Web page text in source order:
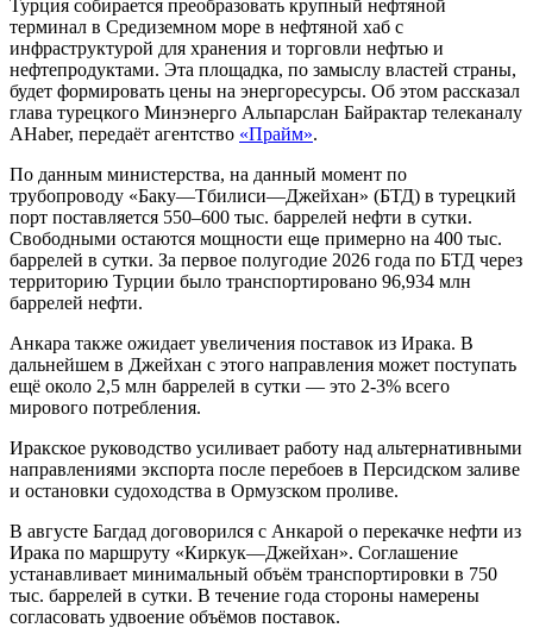
Турция собирается преобразовать крупный нефтяной
терминал в Средиземном море в нефтяной хаб с
инфраструктурой для хранения и торговли нефтью и
нефтепродуктами. Эта площадка, по замыслу властей страны,
будет формировать цены на энергоресурсы. Об этом рассказал
глава турецкого Минэнерго Альпарслан Байрактар телеканалу
AHaber, передаёт агентство «Прайм».
По данным министерства, на данный момент по
трубопроводу «Баку—Тбилиси—Джейхан» (БТД) в турецкий
порт поставляется 550–600 тыс. баррелей нефти в сутки.
Свободными остаются мощности еще примерно на 400 тыс.
баррелей в сутки. За первое полугодие 2026 года по БТД через
территорию Турции было транспортировано 96,934 млн
баррелей нефти.
Анкара также ожидает увеличения поставок из Ирака. В
дальнейшем в Джейхан с этого направления может поступать
ещё около 2,5 млн баррелей в сутки — это 2-3% всего
мирового потребления.
Иракское руководство усиливает работу над альтернативными
направлениями экспорта после перебоев в Персидском заливе
и остановки судоходства в Ормузском проливе.
В августе Багдад договорился с Анкарой о перекачке нефти из
Ирака по маршруту «Киркук—Джейхан». Соглашение
устанавливает минимальный объём транспортировки в 750
тыс. баррелей в сутки. В течение года стороны намерены
согласовать удвоение объёмов поставок.